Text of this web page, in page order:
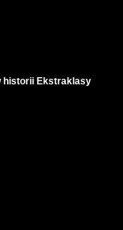
historii Ekstraklasy